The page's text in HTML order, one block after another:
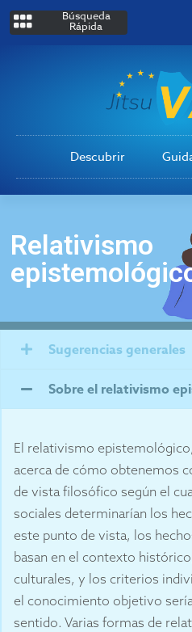
Búsqueda
Rápida
Descubrir
Relativismo
Sugerencias generales
Sobre el relativismo
El relativismo
acerca de cómo obtenemos
de vista filosófico según el
sociales determinarían los
este punto de vista, los
basan en el contexto
culturales, y los criterios
el conocimiento objetivo
sentido. Varias formas de